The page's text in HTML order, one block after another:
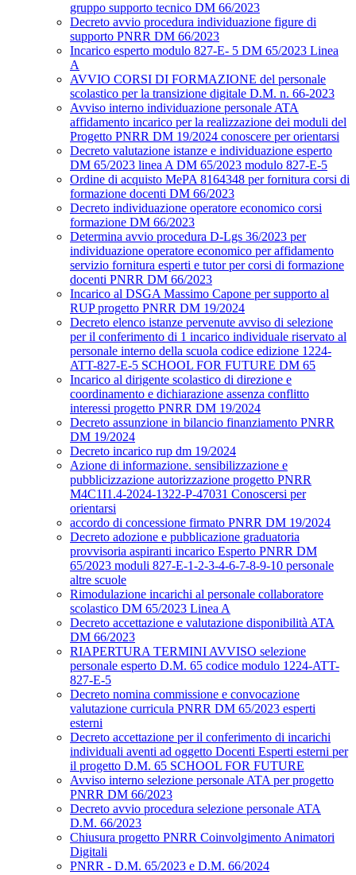
gruppo supporto tecnico DM 66/2023
Decreto avvio procedura individuazione figure di
supporto PNRR DM 66/2023
Incarico esperto modulo 827-E- 5 DM 65/2023 Linea
A
AVVIO CORSI DI FORMAZIONE del personale
scolastico per la transizione digitale D.M. n. 66-2023
Avviso interno individuazione personale ATA
affidamento incarico per la realizzazione dei moduli del
Progetto PNRR DM 19/2024 conoscere per orientarsi
Decreto valutazione istanze e individuazione esperto
DM 65/2023 linea A DM 65/2023 modulo 827-E-5
Ordine di acquisto MePA 8164348 per fornitura corsi di
formazione docenti DM 66/2023
Decreto individuazione operatore economico corsi
formazione DM 66/2023
Determina avvio procedura D-Lgs 36/2023 per
individuazione operatore economico per affidamento
servizio fornitura esperti e tutor per corsi di formazione
docenti PNRR DM 66/2023
Incarico al DSGA Massimo Capone per supporto al
RUP progetto PNRR DM 19/2024
Decreto elenco istanze pervenute avviso di selezione
per il conferimento di 1 incarico individuale riservato al
personale interno della scuola codice edizione 1224-
ATT-827-E-5 SCHOOL FOR FUTURE DM 65
Incarico al dirigente scolastico di direzione e
coordinamento e dichiarazione assenza conflitto
interessi progetto PNRR DM 19/2024
Decreto assunzione in bilancio finanziamento PNRR
DM 19/2024
Decreto incarico rup dm 19/2024
Azione di informazione. sensibilizzazione e
pubblicizzazione autorizzazione progetto PNRR
M4C1I1.4-2024-1322-P-47031 Conoscersi per
orientarsi
accordo di concessione firmato PNRR DM 19/2024
Decreto adozione e pubblicazione graduatoria
provvisoria aspiranti incarico Esperto PNRR DM
65/2023 moduli 827-E-1-2-3-4-6-7-8-9-10 personale
altre scuole
Rimodulazione incarichi al personale collaboratore
scolastico DM 65/2023 Linea A
Decreto accettazione e valutazione disponibilità ATA
DM 66/2023
RIAPERTURA TERMINI AVVISO selezione
personale esperto D.M. 65 codice modulo 1224-ATT-
827-E-5
Decreto nomina commissione e convocazione
valutazione curricula PNRR DM 65/2023 esperti
esterni
Decreto accettazione per il conferimento di incarichi
individuali aventi ad oggetto Docenti Esperti esterni per
il progetto D.M. 65 SCHOOL FOR FUTURE
Avviso interno selezione personale ATA per progetto
PNRR DM 66/2023
Decreto avvio procedura selezione personale ATA
D.M. 66/2023
Chiusura progetto PNRR Coinvolgimento Animatori
Digitali
PNRR - D.M. 65/2023 e D.M. 66/2024